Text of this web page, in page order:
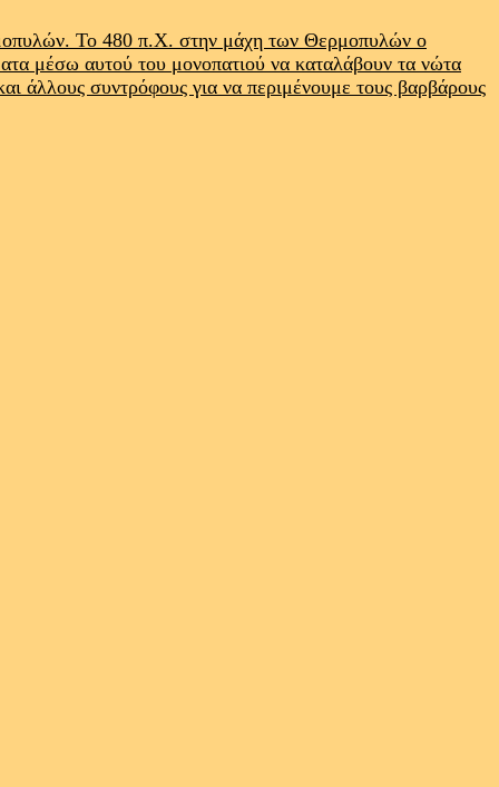
Το 480 π.Χ. στην μάχη των Θερμοπυλών ο
μέσω αυτού του μονοπατιού να καταλάβουν τα νώτα
άλλους συντρόφους για να περιμένουμε τους βαρβάρους